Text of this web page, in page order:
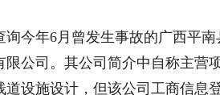
今年6月曾发生事故的广西平
限公司。其公司简介中自称主营
道设施设计，但该公司工商信息